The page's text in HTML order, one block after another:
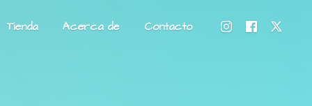
Tienda Acerca de Contacto